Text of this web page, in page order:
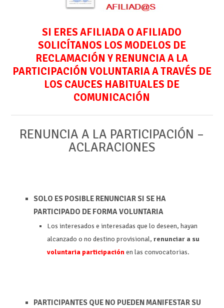
SI ERES AFILIADA O AFILIADO
SOLICÍTANOS LOS MODELOS DE
RECLAMACIÓN Y RENUNCIA A LA
PARTICIPACIÓN VOLUNTARIA A TRAVÉS DE
LOS CAUCES HABITUALES DE
COMUNICACIÓN
RENUNCIA A LA PARTICIPACIÓN –
ACLARACIONES
SOLO ES POSIBLE RENUNCIAR SI SE HA
PARTICIPADO DE FORMA VOLUNTARIA
Los interesados e interesadas que lo deseen, hayan
alcanzado o no destino provisional,renunciar a su
voluntaria participaciónen las convocatorias.
PARTICIPANTES QUE NO PUEDEN MANIFESTAR SU